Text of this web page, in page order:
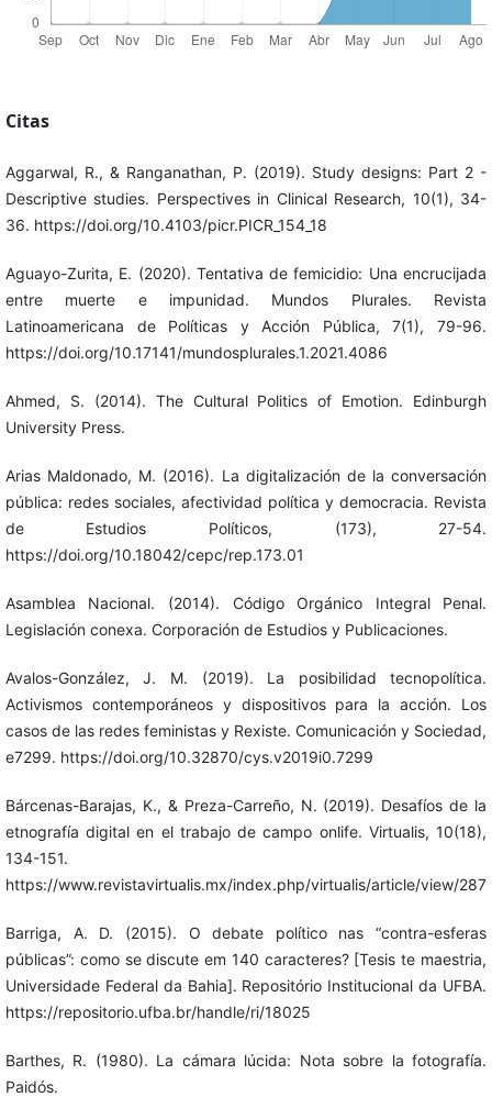
Citas
Aggarwal, R., & Ranganathan, P. (2019). Study designs: Part 2 -
Descriptive studies. Perspectives in Clinical Research, 10(1), 34-
36. https://doi.org/10.4103/picr.PICR_154_18
Aguayo-Zurita, E. (2020). Tentativa de femicidio: Una encrucijada
entre muerte e impunidad. Mundos Plurales. Revista
Latinoamericana de Políticas y Acción Pública, 7(1), 79-96.
https://doi.org/10.17141/mundosplurales.1.2021.4086
Ahmed, S. (2014). The Cultural Politics of Emotion. Edinburgh
University Press.
Arias Maldonado, M. (2016). La digitalización de la conversación
pública: redes sociales, afectividad política y democracia. Revista
de Estudios Políticos, (173), 27-54.
https://doi.org/10.18042/cepc/rep.173.01
Asamblea Nacional. (2014). Código Orgánico Integral Penal.
Legislación conexa. Corporación de Estudios y Publicaciones.
Avalos-González, J. M. (2019). La posibilidad tecnopolítica.
Activismos contemporáneos y dispositivos para la acción. Los
casos de las redes feministas y Rexiste. Comunicación y Sociedad,
e7299. https://doi.org/10.32870/cys.v2019i0.7299
Bárcenas-Barajas, K., & Preza-Carreño, N. (2019). Desafíos de la
etnografía digital en el trabajo de campo onlife. Virtualis, 10(18),
134-151.
https://www.revistavirtualis.mx/index.php/virtualis/article/view/287
Barriga, A. D. (2015). O debate político nas “contra-esferas
públicas”: como se discute em 140 caracteres? [Tesis te maestria,
Universidade Federal da Bahia]. Repositório Institucional da UFBA.
https://repositorio.ufba.br/handle/ri/18025
Barthes, R. (1980). La cámara lúcida: Nota sobre la fotografía.
Paidós.